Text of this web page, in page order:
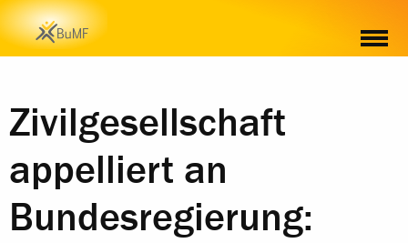
Zivilgesellschaft
appelliert an
Bundesregierung: